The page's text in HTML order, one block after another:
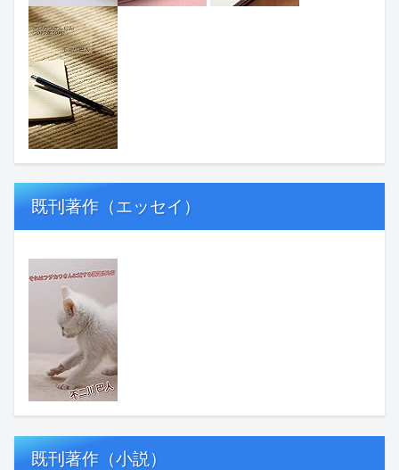
既刊著作（エッセイ）
既刊著作（小説）